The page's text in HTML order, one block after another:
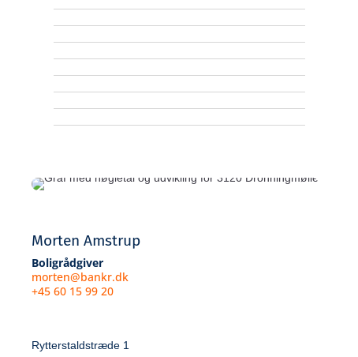
Morten Amstrup
Boligrådgiver
morten@bankr.dk
+45 60 15 99 20
Rytterstaldstræde 1